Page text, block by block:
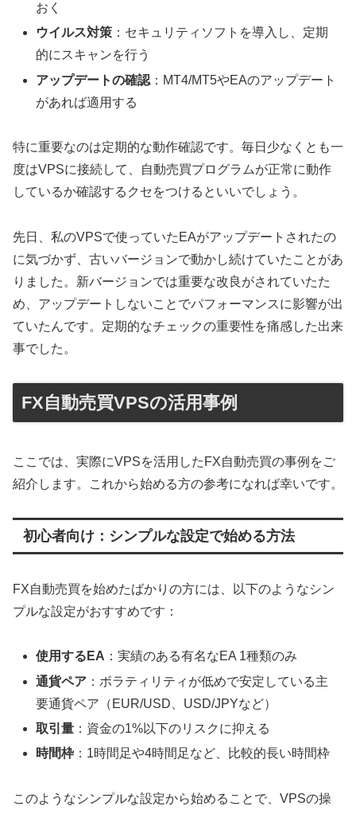
おく
ウイルス対策 ：セキュリティソフトを導入し、定期
的にスキャンを行う
アップデートの確認 ：MT4/MT5やEAのアップデート
があれば適用する
特に重要なのは定期的な動作確認です。毎日少なくとも一
度はVPSに接続して、自動売買プログラムが正常に動作
しているか確認するクセをつけるといいでしょう。
先日、私のVPSで使っていたEAがアップデートされたの
に気づかず、古いバージョンで動かし続けていたことがあ
りました。新バージョンでは重要な改良がされていたた
め、アップデートしないことでパフォーマンスに影響が出
ていたんです。定期的なチェックの重要性を痛感した出来
事でした。
FX自動売買VPSの活用事例
ここでは、実際にVPSを活用したFX自動売買の事例をご
紹介します。これから始める方の参考になれば幸いです。
初心者向け：シンプルな設定で始める方法
FX自動売買を始めたばかりの方には、以下のようなシン
プルな設定がおすすめです：
使用するEA ：実績のある有名なEA 1種類のみ
通貨ペア ：ボラティリティが低めで安定している主
要通貨ペア（EUR/USD、USD/JPYなど）
取引量 ：資金の1%以下のリスクに抑える
時間枠：1時間足や4時間足など、比較的長い時間枠
このようなシンプルな設定から始めることで、VPSの操